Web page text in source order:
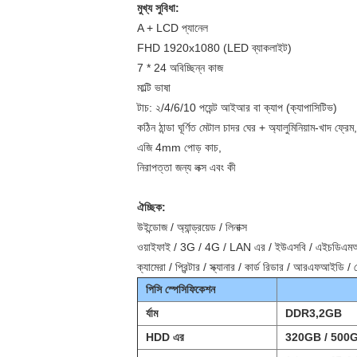
মুখ্য সুবিধা:
A + LCD প্যানেল
FHD 1920x1080 (LED ব্যাকলাইট)
7 * 24 অবিচ্ছিন্ন কাজ
মাল্টি ভাষা
টাচ: ২/4/6/10 পয়েন্ট আইআর বা ক্যাপ (ক্যাপাসিটিভ)
কঠিন ঠান্ডা ঘূর্ণিত মেটাল চাদর ঘের + অ্যালুমিনিয়াম-খাদ ফ্রেম,
এজি 4mm পোড় কাচ,
নিরাপত্তা জন্য লক্স এবং কী
ঐচ্ছিক:
উইন্ডোজ / অ্যান্ড্রয়েড / লিনাক্স
ওয়াইফাই / 3G / 4G / LAN এর / ইউএসবি /
ক্যামেরা / প্রিন্টার / স্ক্যানার / কার্ড রিডার / আরএফআইডি /
পিসি স্পেসিফিকেশন
র্যাম
DDR3,2GB
HDD এর
320GB /